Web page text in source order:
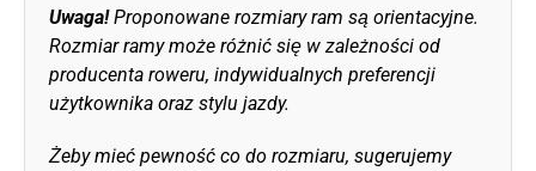
Uwaga!Proponowane rozmiary ram są orientacyjne.
Rozmiar ramy może różnić się w zależności od
producenta roweru, indywidualnych preferencji
użytkownika oraz stylu jazdy.
Żeby mieć pewność co do rozmiaru, sugerujemy